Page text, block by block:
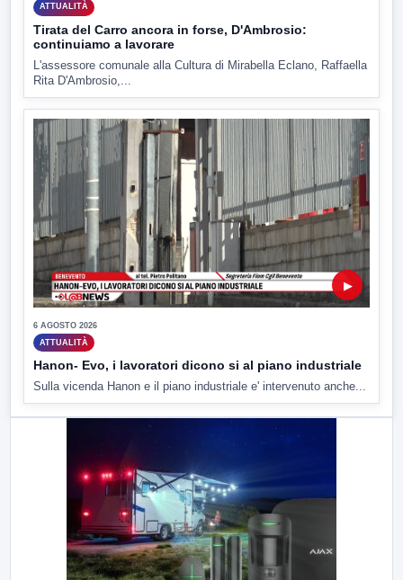
ATTUALITÀ
Tirata del Carro ancora in forse, D'Ambrosio:
continuiamo a lavorare
L'assessore comunale alla Cultura di Mirabella Eclano, Raffaella
Rita D'Ambrosio,...
▶
6 AGOSTO 2026
ATTUALITÀ
Hanon- Evo, i lavoratori dicono si al piano industriale
Sulla vicenda Hanon e il piano industriale e' intervenuto anche...